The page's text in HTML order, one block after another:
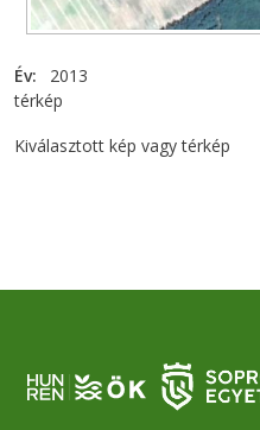
Év
2013
térkép
Kiválasztott kép vagy térkép